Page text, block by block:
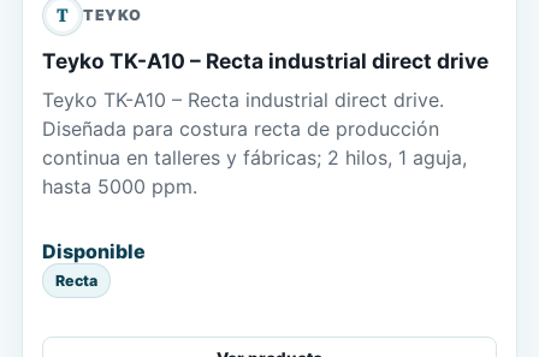
T TEYKO
Teyko TK-A10 – Recta industrial direct drive
Teyko TK-A10 – Recta industrial direct drive.
Diseñada para costura recta de producción
continua en talleres y fábricas; 2 hilos, 1 aguja,
hasta 5000 ppm.
Disponible
Recta